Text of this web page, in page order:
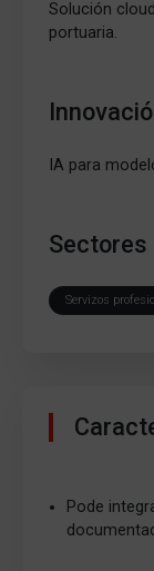
Solución
portuaria.
IA para
Sectores
Servizos
Pode